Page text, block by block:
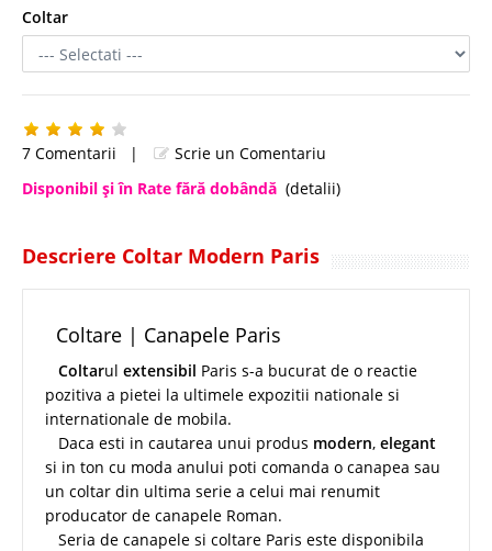
Coltar
7 Comentarii |
Scrie un Comentariu
Disponibil şi în Rate fără dobândă (detalii)
Descriere Coltar Modern Paris
Coltare | Canapele Paris
Coltarul extensibil Paris s-a bucurat de o reactie
pozitiva a pietei la ultimele expozitii nationale si
internationale de mobila.
Daca esti in cautarea unui produs modern, elegant
si in ton cu moda anului poti comanda o canapea sau
un coltar din ultima serie a celui mai renumit
producator de canapele Roman.
Seria de canapele si coltare Paris este disponibila